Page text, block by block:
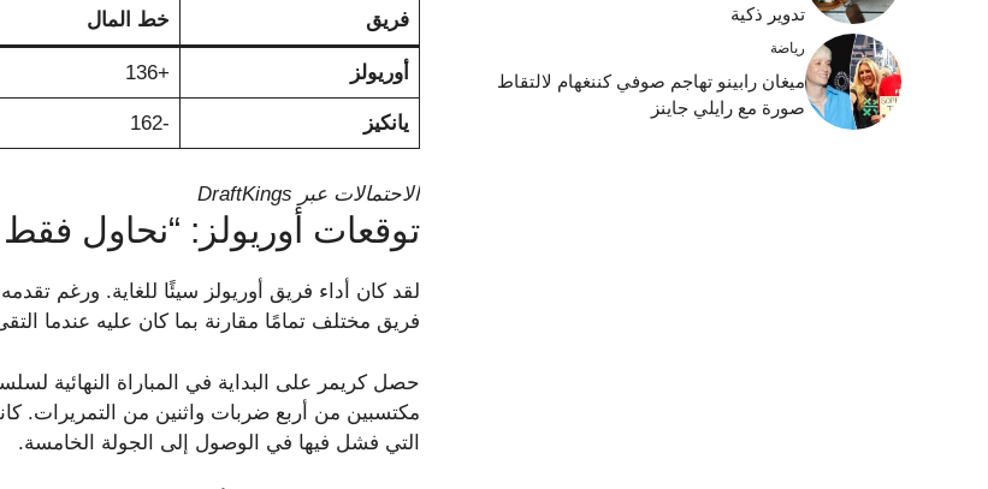
فريق خط المال
أوريولز +136
يانكيز -162
الاحتمالات عبر DraftKings
توقعات أوريولز: “نحاول
فريق مختلف تمامًا مقارنة بما كان عليه عندما
مكتسبين من أربع ضربات واثنين من التمريرات.
التي فشل فيها في الوصول إلى الجولة الخامسة.
تدوير ذكية
رياضة
ميغان رابينو تهاجم صوفي كننغهام لالتقاط
صورة مع رايلي جاينز